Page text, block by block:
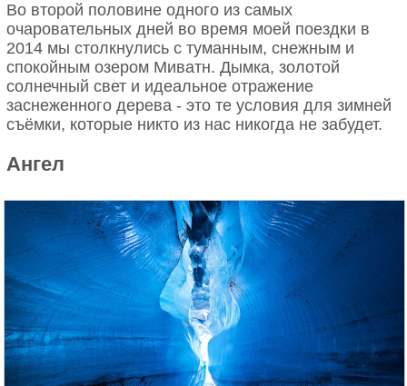
Во второй половине одного из самых
очаровательных дней во время моей поездки в
2014 мы столкнулись с туманным, снежным и
спокойным озером Миватн. Дымка, золотой
солнечный свет и идеальное отражение
заснеженного дерева - это те условия для зимней
съёмки, которые никто из нас никогда не забудет.
Ангел